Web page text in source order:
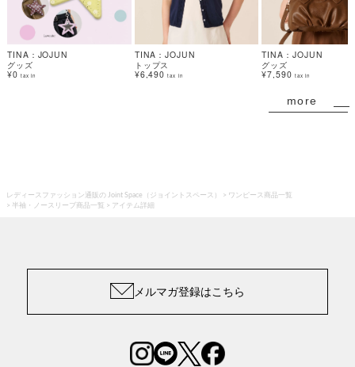
TINA：JOJUN
グッズ
¥0 tax in
TINA：JOJUN
トップス
¥6,490 tax in
TINA：JOJUN
グッズ
¥7,590 tax in
more
レディースファッション通販の Joint Space（ジョイントスペース）
ワンピース商品一覧
半袖・ノースリーブ商品一覧
アイテム詳細
メルマガ登録はこちら